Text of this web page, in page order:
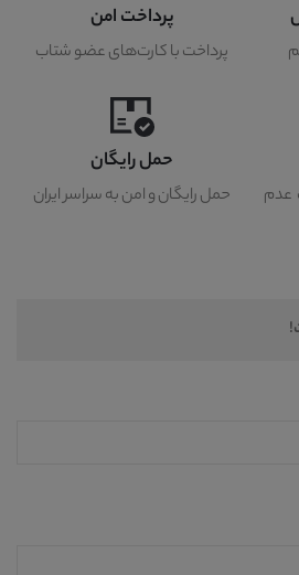
پرداخت امن
پرداخت با کارت‌های عضو شتاب
حمل رایگان
حمل رایگان و امن به سراسر ایران